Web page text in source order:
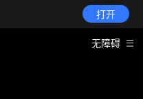
打开
无障碍